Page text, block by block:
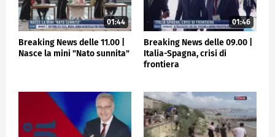
01:44
Breaking News delle 11.00 |
Nasce la mini "Nato sunnita"
01:46
Breaking News delle 09.00 |
Italia-Spagna, crisi di
frontiera